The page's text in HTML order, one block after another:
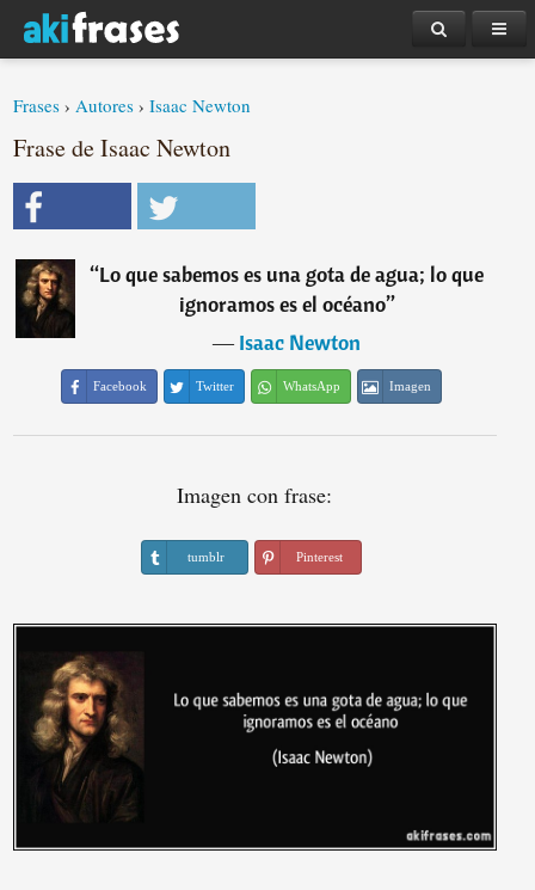
Frases ›Autores ›Isaac Newton
Frase de Isaac Newton
“Lo que sabemos es una gota de agua; lo que
ignoramos es el océano”
―Isaac Newton
Facebook Twitter WhatsApp Imagen
Imagen con frase:
tumblr Pinterest